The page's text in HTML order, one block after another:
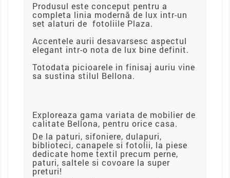
Produsul este conceput pentru a
completa linia modernă de lux intr-un
set alaturi de fotoliile Plaza.
Accentele aurii desavarsesc aspectul
elegant intr-o nota de lux bine definit.
Totodata picioarele in finisaj auriu vine
sa sustina stilul Bellona.
Exploreaza gama variata de mobilier de
calitate Bellona, pentru orice casa.
De la paturi, sifoniere, dulapuri,
biblioteci, canapele si fotolii, la piese
dedicate home textil precum perne,
paturi, saltele si covoare la super
preturi!